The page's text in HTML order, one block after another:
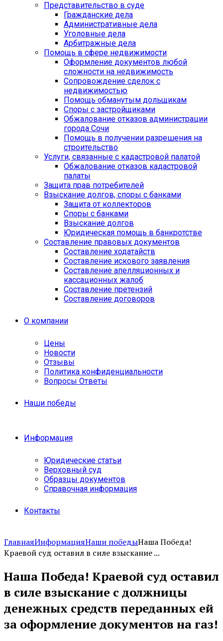
Представительство в суде
Гражданские дела
Административные дела
Уголовные дела
Арбитражные дела
Помощь в сфере недвижимости
Оформление документов любой
сложности на недвижимость
Сопровождение сделок с
недвижимостью
Помощь обманутым дольщикам
Споры с застройщиками
Обжалование отказов администрации
города Сочи
Помощь в получении разрешения на
строительство
Услуги, связанные с кадастровой палатой
Обжалование отказов кадастровой
палаты
Защита прав потребителей
Взыскание долгов, споры с банками
Защита от коллекторов
Споры с банками
Взыскание долгов
Юридическая помощь в банкротстве
Составление правовых документов
Составление ходатайств
Составление искового заявления
Составление апелляционных и
кассационных жалоб
Cоставление претензий
Составление договоров
О компании
Цены
Новости
Отзывы
Политика конфиденциальности
Вопросы Ответы
Наши победы
Информация
Юридические статьи
Верховный суд
Образцы документов
Справочная информация
Контакты
ГлавнаяИнформацияНаши победыНаша Победа!
Краевой суд оставил в силе взыскание ...
Наша Победа! Краевой суд оставил
в силе взыскание с должницы
денежных средств переданных ей
за оформление документов на газ!